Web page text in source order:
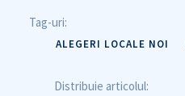
in English
Tag-uri:
ALEGERI LOCALE NOI
Distribuie articolul: